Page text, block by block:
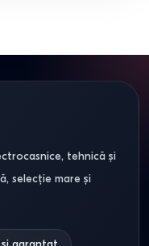
tehnică și
selecție mare și